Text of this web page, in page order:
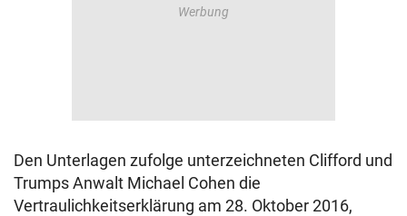
Den Unterlagen zufolge unterzeichneten Clifford und
Trumps Anwalt Michael Cohen die
Vertraulichkeitserklärung am 28. Oktober 2016,